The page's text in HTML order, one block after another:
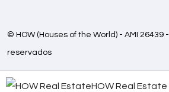
HOW Real Estate
© HOW (Houses of the World) - AMI 26439
reservados